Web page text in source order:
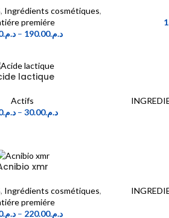
, Ingrédients cosmétiques,
premiére
د.م. – د.م.190.00
lactique
Actifs
د.م. – د.م.30.00
xmr
, Ingrédients cosmétiques,
premiére
د.م. – د.م.220.00